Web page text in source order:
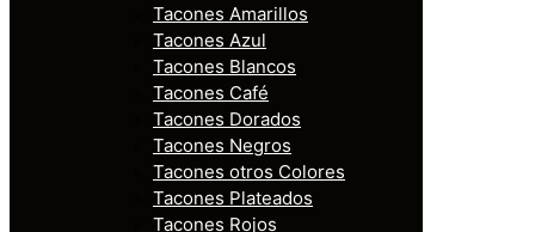
Tacones Amarillos
Tacones Azul
Tacones Blancos
Tacones Café
Tacones Dorados
Tacones Negros
Tacones otros Colores
Tacones Plateados
Tacones Rojos